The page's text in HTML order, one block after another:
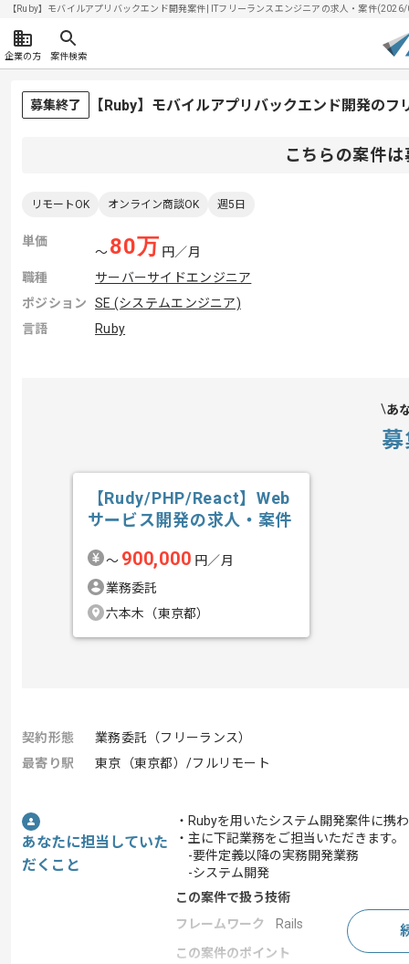
【Ruby】モバイルアプリバックエンド開発案件| ITフリーランスエンジニアの求人・案件
企業の方 案件検索
募集終了 【Ruby】モバイルアプリバックエンド開発の
こちらの案件
リモートOK オンライン商談OK 週5日
単価
〜80万 円／月
職種
サーバーサイドエンジニア
ポジション
SE (システムエンジニア)
言語
Ruby
あ
【Rudy/PHP/React】Web
サービス開発の求人・案件
〜 900,000 円／月
業務委託
六本木（東京都）
契約形態
業務委託（フリーランス）
最寄り駅
東京（東京都）/フルリモート
あなたに担当していた
だくこと
・Rubyを用いたシステム開発案件に携
・主に下記業務をご担当いただきます。
-要件定義以降の実務開発業務
-システム開発
この案件で扱う技術
フレームワーク
Rails
この案件のポイント